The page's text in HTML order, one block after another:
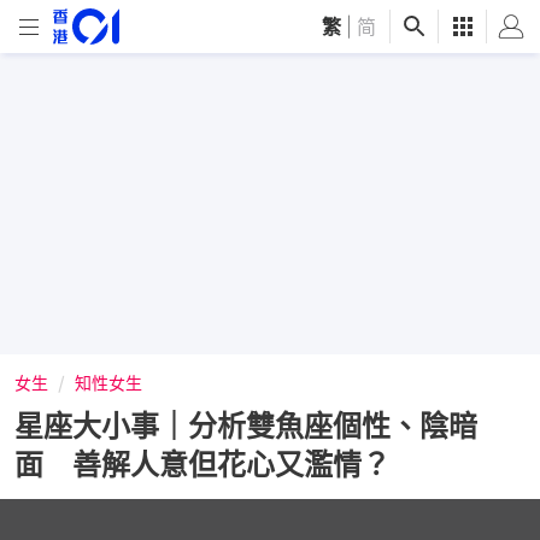
繁 简
女生 知性女生
星座大小事｜分析雙魚座個性、陰暗
面 善解人意但花心又濫情？